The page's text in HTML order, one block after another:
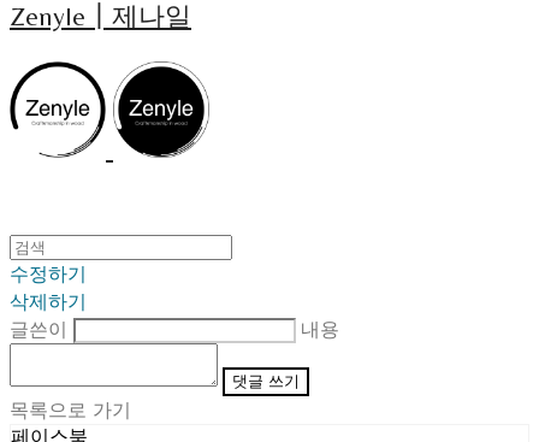
Zenyle┃제나일
수정하기
삭제하기
글쓴이
내용
댓글 쓰기
목록으로 가기
페이스북